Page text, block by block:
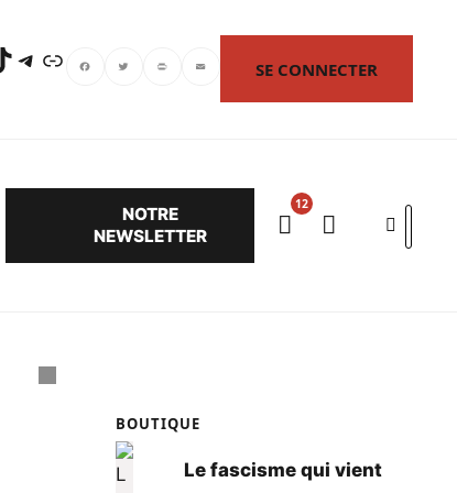
Telegram Lien SE CONNECTER
NOTRE
NEWSLETTER
BOUTIQUE
Le fascisme qui vient